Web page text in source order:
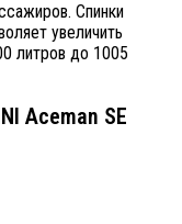
Спинки
увеличить
литров до 1005
Aceman SE